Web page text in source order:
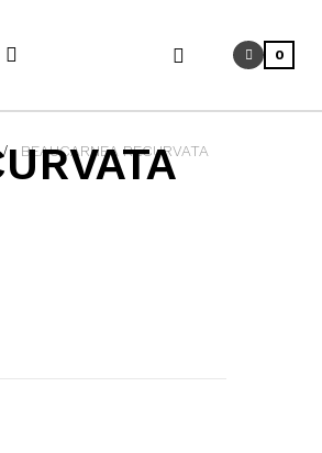
0
BEAUCARNEA RECURVATA